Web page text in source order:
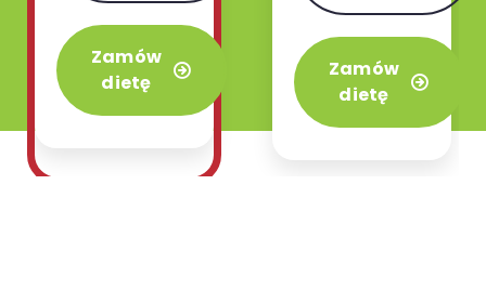
najbardziej
uwielbiany
wariant w
naszej ofercie.
Zamów
dietę
orientalnej w
wariancie 3 lub
4 posiłków.
Zamów
dietę